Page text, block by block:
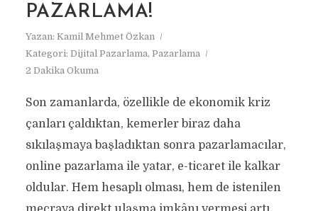
PAZARLAMA!
Yazan: Kamil Mehmet Özkan
Kategori: Dijital Pazarlama, Pazarlama
2 Dakika Okuma
Son zamanlarda, özellikle de ekonomik kriz
çanları çaldıktan, kemerler biraz daha
sıkılaşmaya başladıktan sonra pazarlamacılar,
online pazarlama ile yatar, e-ticaret ile kalkar
oldular. Hem hesaplı olması, hem de istenilen